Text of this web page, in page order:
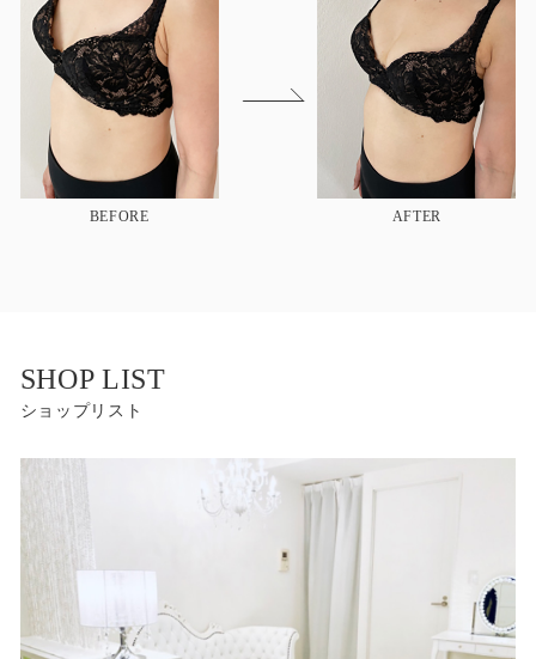
BEFORE AFTER
SHOP LIST
ショップリスト